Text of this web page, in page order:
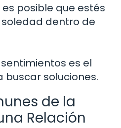
posible que estés
dentro de
es el
soluciones.
de la
Relación